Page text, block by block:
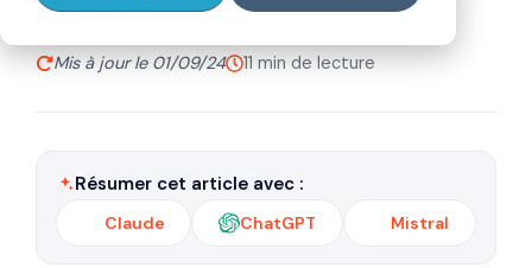
Mis à jour le 01/09/24
11 min de lecture
Résumer cet article avec :
Claude ChatGPT Mistral